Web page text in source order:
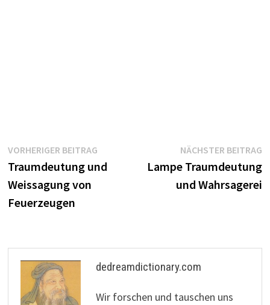
Beitragsnavigation
VORHERIGER BEITRAGVorheriger
Beitrag:
Traumdeutung und
Weissagung von
Feuerzeugen
NÄCHSTER BEITRAG
Lampe Traumdeutung
und Wahrsagerei
dedreamdictionary.com
Wir forschen und tauschen uns